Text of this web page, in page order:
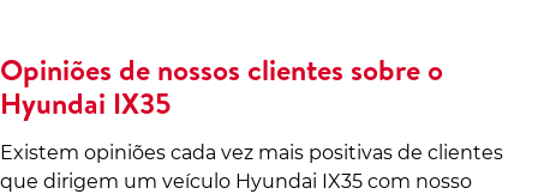
Opiniões de nossos clientes sobre o
Hyundai IX35
Existem opiniões cada vez mais positivas de clientes
que dirigem um veículo Hyundai IX35 com nosso